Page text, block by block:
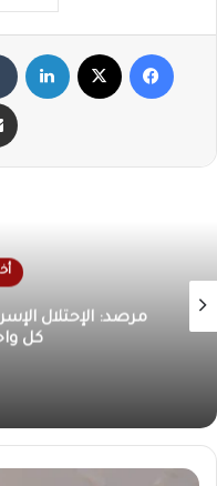
الأونروا تحذر من
الوضع